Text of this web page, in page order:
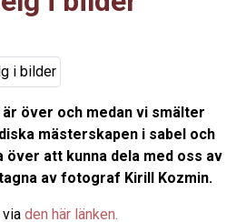
över och medan vi smälter
mästerskapen i sabel och
över att kunna dela med oss av
av fotograf Kirill Kozmin.
via den här länken.